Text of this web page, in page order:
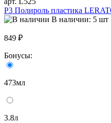
P3 Полироль пластика
В наличии: 5 шт
849 ₽
Бонусы:
473мл
3.8л